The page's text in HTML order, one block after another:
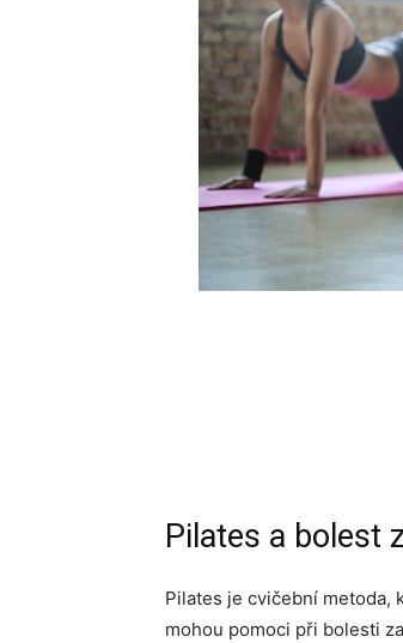
Pilates a bolest
Pilates je cvičební metoda,
mohou pomoci při bolesti